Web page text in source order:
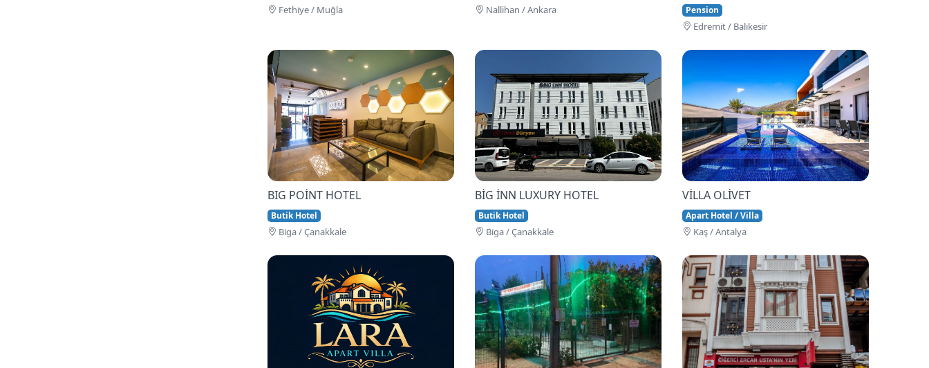
Fethi̇ye / Muğla Nallihan / Ankara Pension
Edremi̇t / Balıkesir
BIG POİNT HOTEL
Butik Hotel
Bi̇ga / Çanakkale
BİG İNN LUXURY HOTEL
Butik Hotel
Bi̇ga / Çanakkale
VİLLA OLİVET
Apart Hotel / Villa
Kaş / Antalya